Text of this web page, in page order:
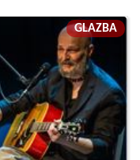
GLAZBA